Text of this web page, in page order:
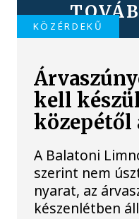
KÖZÉRDEKŰ
kell
közepétől
A Balatoni
szerint nem
nyarat, az
készenlétben